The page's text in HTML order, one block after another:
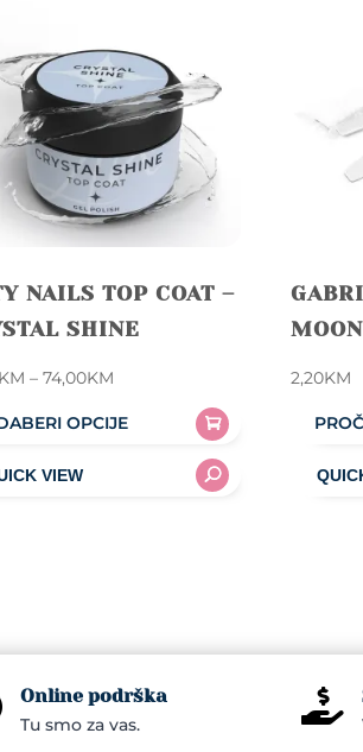
NAILS TOP COAT –
SHINE
KM – 74,00KM
OPCIJE
2,20KM
Online podrška
Tu smo za vas. 